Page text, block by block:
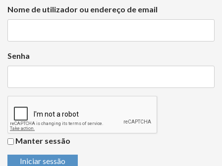
Nome de utilizador ou endereço de email
Senha
Manter sessão
Iniciar sessão